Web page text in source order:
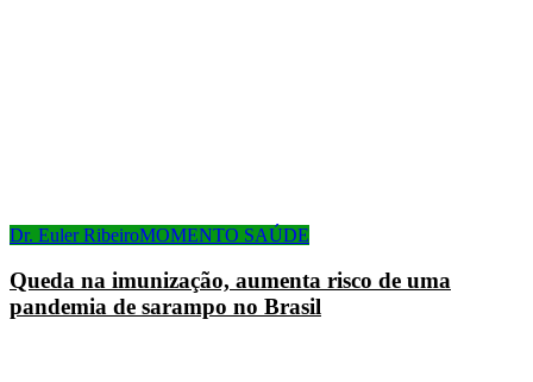
Dr. Euler RibeiroMOMENTO SAÚDE
Queda na imunização, aumenta risco de uma
pandemia de sarampo no Brasil